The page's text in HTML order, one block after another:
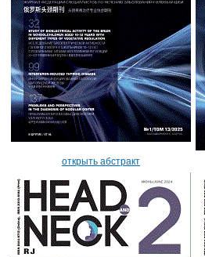
открыть абстракт